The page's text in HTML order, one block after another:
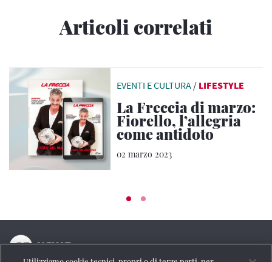
Articoli correlati
EVENTI E CULTURA / LIFESTYLE
La Freccia di marzo:
Fiorello, l’allegria
come antidoto
02 marzo 2023